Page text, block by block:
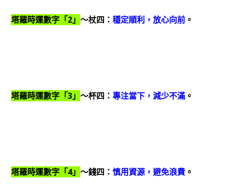
塔羅時運數字「2」 ～杖四： 穩定順利，放心向前。
塔羅時運數字「3」 ～杯四： 專注當下，減少不滿。
塔羅時運數字「4」 ～錢四： 慎用資源，避免浪費。